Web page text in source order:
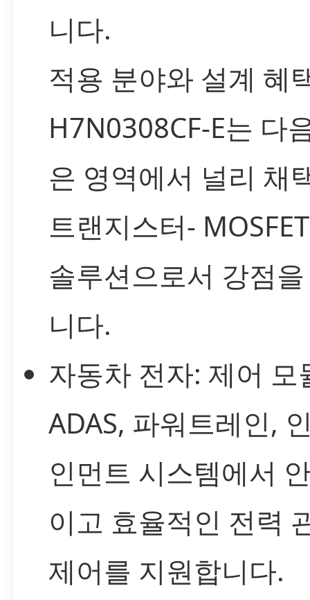
니다.
적용 분야와 설계 혜
H7N0308CF-E는 다
은 영역에서 널리 채
트랜지스터-
솔루션으로서 강점
니다.
자동차 전자: 제어 모
ADAS, 파워트레인,
인먼트 시스템에서
이고 효율적인 전력
제어를 지원합니다.